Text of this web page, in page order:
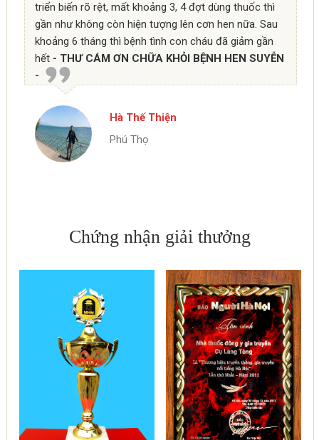
triển biến rõ rệt, mất khoảng 3, 4 đợt dùng thuốc thì
gần như không còn hiện tượng lên cơn hen nữa. Sau
khoảng 6 tháng thì bệnh tình con cháu đã giảm gần
hết - THƯ CÁM ƠN CHỮA KHỎI BỆNH HEN SUYỄN
-
Hà Thế Thiện
Phú Thọ
Chứng nhận giải thưởng